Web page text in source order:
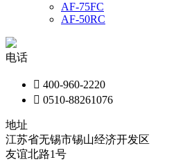
AF-75FC
AF-50RC
电话
 400-960-2220
 0510-88261076
地址
江苏省无锡市锡山经济开发区
友谊北路1号